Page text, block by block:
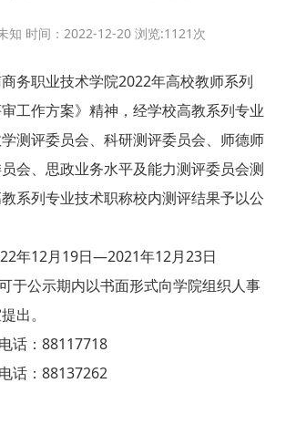
知 时间：2022-12-20 浏览:1121 次
职业技术学院2022年高校教师系列
工作方案》精神，经学校高教系列专业
测评委员会、科研测评委员会、师德师
会、思政业务水平及能力测评委员会测
系列专业技术职称校内测评结果予以公
年12月19日—2021年12月23日
公示期内以书面形式向学院组织人事
监察室提出。
：88117718
：88137262